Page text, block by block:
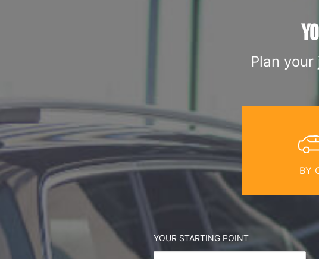
Plan
BY
YOUR STARTING POINT